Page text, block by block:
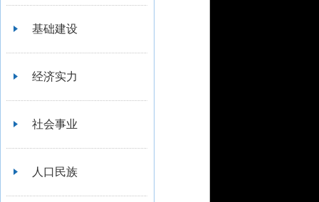
基础建设
经济实力
社会事业
人口民族